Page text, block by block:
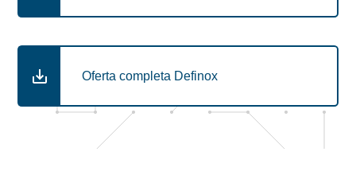
Oferta completa Definox